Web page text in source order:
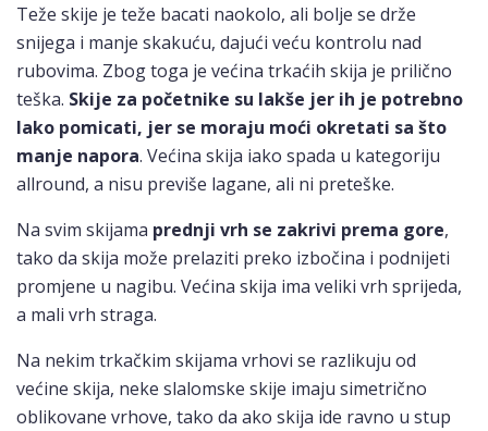
Teže skije je teže bacati naokolo, ali bolje se drže
snijega i manje skakuću, dajući veću kontrolu nad
rubovima. Zbog toga je većina trkaćih skija je prilično
teška. Skije za početnike su lakše jer ih je potrebno
lako pomicati, jer se moraju moći okretati sa što
manje napora. Većina skija iako spada u kategoriju
allround, a nisu previše lagane, ali ni preteške.
Na svim skijama prednji vrh se zakrivi prema gore,
tako da skija može prelaziti preko izbočina i podnijeti
promjene u nagibu. Većina skija ima veliki vrh sprijeda,
a mali vrh straga.
Na nekim trkačkim skijama vrhovi se razlikuju od
većine skija, neke slalomske skije imaju simetrično
oblikovane vrhove, tako da ako skija ide ravno u stup